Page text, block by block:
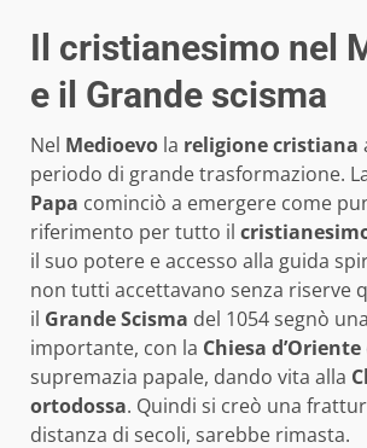
Il cristianesimo nel
e il Grande scisma
Nel Medioevo la religione cristiana
periodo di grande trasformazione.
Papa cominciò a emergere come
riferimento per tutto il
il suo potere e accesso alla guida
non tutti accettavano senza riserve
il Grande Scisma del 1054 segnò
importante, con la Chiesa d’Oriente
supremazia papale, dando vita alla
ortodossa. Quindi si creò una
distanza di secoli, sarebbe rimasta.